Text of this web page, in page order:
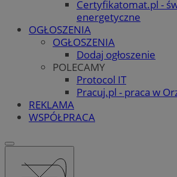
Certyfikatomat.pl -
energetyczne
OGŁOSZENIA
OGŁOSZENIA
Dodaj ogłoszenie
POLECAMY
Protocol IT
Pracuj.pl - praca w
REKLAMA
WSPÓŁPRACA